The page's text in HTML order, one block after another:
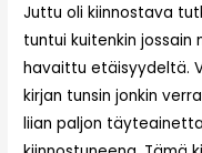
Juttu oli kiinnostava
tuntui kuitenkin jossain
havaittu etäisyydeltä.
kirjan tunsin jonkin
liian paljon